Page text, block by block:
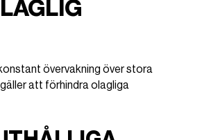
övervakning över stora
att förhindra olagliga